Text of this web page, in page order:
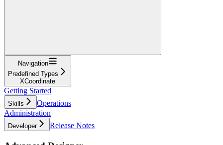
Navigation
Predefined Types
XCoordinate
Getting Started
Skills
Operations
Administration
Developer Release Notes